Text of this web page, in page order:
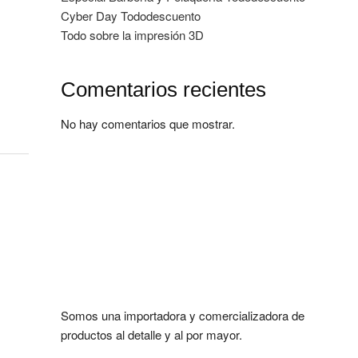
Cyber Day Tododescuento
Todo sobre la impresión 3D
Comentarios recientes
No hay comentarios que mostrar.
Somos una importadora y comercializadora de
productos al detalle y al por mayor.